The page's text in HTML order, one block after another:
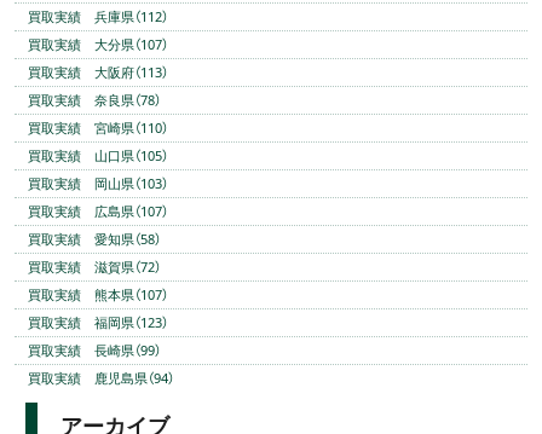
買取実績 兵庫県（112）
買取実績 大分県（107）
買取実績 大阪府（113）
買取実績 奈良県（78）
買取実績 宮崎県（110）
買取実績 山口県（105）
買取実績 岡山県（103）
買取実績 広島県（107）
買取実績 愛知県（58）
買取実績 滋賀県（72）
買取実績 熊本県（107）
買取実績 福岡県（123）
買取実績 長崎県（99）
買取実績 鹿児島県（94）
アーカイブ